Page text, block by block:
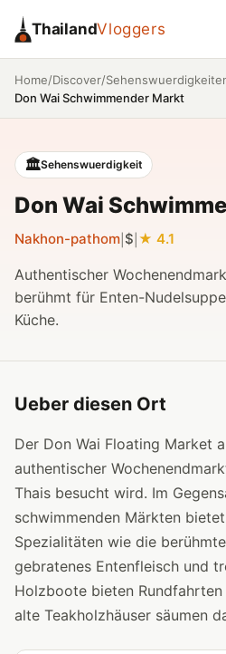
ThailandVloggers
Home/Discover/
Don Wai Schwimmender Markt
🏛️Sehenswuerdigkeit
Don Wai
Nakhon-pathom $ 4.1
Authentischer
berühmt für Enten-
Küche.
Ueber diesen Ort
Der Don Wai Floating Market
authentischer
Thais besucht wird. Im
schwimmenden Märkten
Spezialitäten wie die
gebratenes Entenfleisch und
Holzboote bieten Rundfahrten
alte Teakholzhäuser säumen